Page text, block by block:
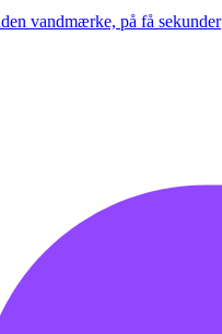
vandmærke, på få sekunder